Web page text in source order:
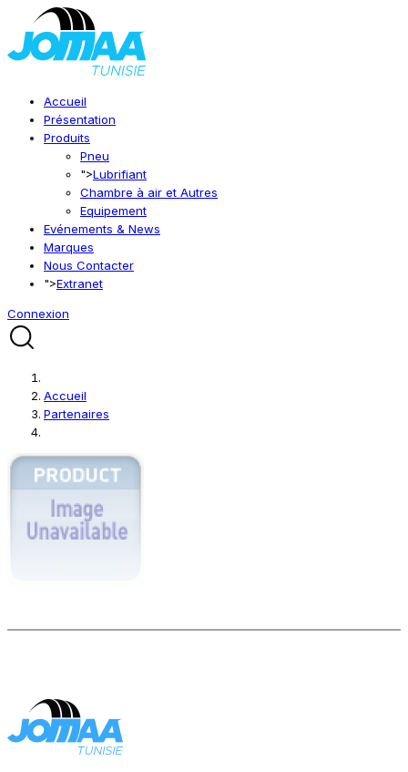
Accueil
Présentation
Produits
Pneu
">Lubrifiant
Chambre à air et Autres
Equipement
Evénements & News
Marques
Nous Contacter
">Extranet
Connexion
Accueil
Partenaires